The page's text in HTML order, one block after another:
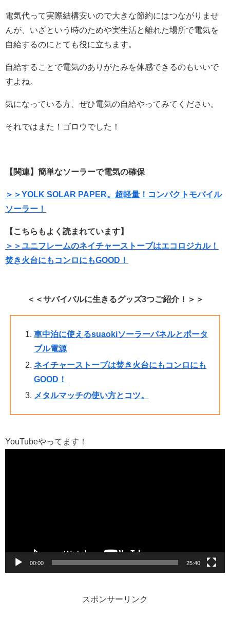
電気代って実際結構安いので大きな節約にはつながりませ
んが、いざという時のためや実生活と離れた場所で電気を
自給するのにとても役に立ちます。
自給することで電気のありがたみを体感できるのもいいで
すよね。
気になっている方、ぜひ電気の自給やってみてください。
それではまた！ゴロウでした！
【関連】簡単なソーラーで電気の確保
＞＞YOLK SOLAR PAPER。超軽量！コンパクトモバイル
ソーラー！
【こちらもよく読まれています】
＞＞ユニフレームのネイチャーストーブはエコロジカル！
焚き火台にもコンロにもGOOD！
＜＜サバイバルに生きるグッズ3つご紹介！＞＞
車中泊に使えるsuaokiソーラーパネルとポータ
ブル電源
ネイチャーストーブは焚き火台にもコンロにも
GOOD！
メタルマッチの使い方とコツ。
YouTubeやってます！
00:00 25:40
スポンサーリンク